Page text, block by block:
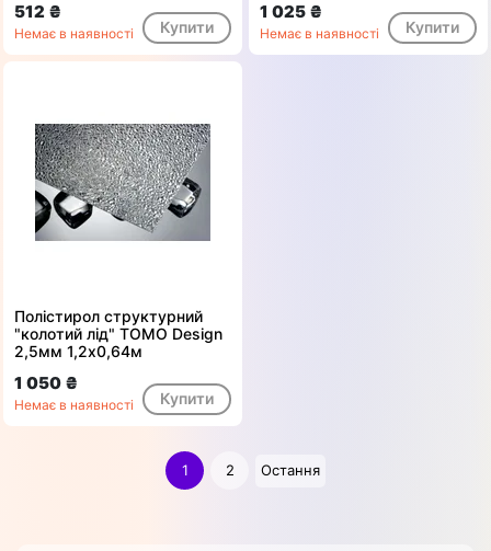
512 ₴
Немає в наявності Купити
1 025 ₴
Немає в наявності Купити
Полістирол структурний
"колотий лід" ТОМО Design
2,5мм 1,2х0,64м
1 050 ₴
Немає в наявності Купити
1 2 Остання